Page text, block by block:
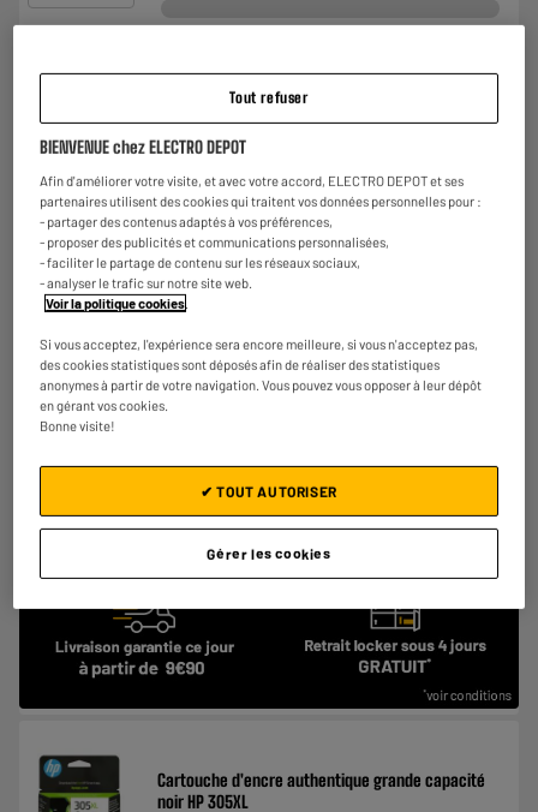
★★★★★
★★★★★
4.6/5(495)
Comparer
Cartouches d'encre HP 301 - 3 couleurs
Authentique (CH562EE)
Couleur : 4 Couleurs
Référence : 301
49 97
Cartouche d'encre authentique grande capacité
noir HP 305XL
Tout refuser
BIENVENUE chez ELECTRO DEPOT
Afin d'améliorer votre visite, et avec votre accord, ELECTRO DEPOT et ses
partenaires utilisent des cookies qui traitent vos données personnelles pour :
- partager des contenus adaptés à vos préférences,
- proposer des publicités et communications personnalisées,
- faciliter le partage de contenu sur les réseaux sociaux,
- analyser le trafic sur notre site web.
Voir la politique cookies
Si vous acceptez, l'expérience sera encore meilleure, si vous n'acceptez pas,
des cookies statistiques sont déposés afin de réaliser des statistiques
anonymes à partir de votre navigation. Vous pouvez vous opposer à leur dépôt
en gérant vos cookies.
Bonne visite!
Gérer les cookies
✔ TOUT AUTORISER